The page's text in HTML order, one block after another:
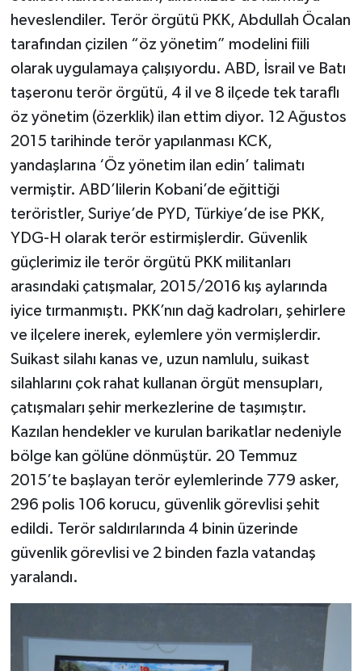
heveslendiler. Terör örgütü PKK, Abdullah Öcalan
tarafından çizilen “öz yönetim” modelini fiili
olarak uygulamaya çalışıyordu. ABD, İsrail ve Batı
taşeronu terör örgütü, 4 il ve 8 ilçede tek taraflı
öz yönetim (özerklik) ilan ettim diyor. 12 Ağustos
2015 tarihinde terör yapılanması KCK,
yandaşlarına ‘Öz yönetim ilan edin’ talimatı
vermiştir. ABD’lilerin Kobani’de eğittiği
teröristler, Suriye’de PYD, Türkiye’de ise PKK,
YDG-H olarak terör estirmişlerdir. Güvenlik
güçlerimiz ile terör örgütü PKK militanları
arasındaki çatışmalar, 2015/2016 kış aylarında
iyice tırmanmıştı. PKK’nın dağ kadroları, şehirlere
ve ilçelere inerek, eylemlere yön vermişlerdir.
Suikast silahı kanas ve, uzun namlulu, suikast
silahlarını çok rahat kullanan örgüt mensupları,
çatışmaları şehir merkezlerine de taşımıştır.
Kazılan hendekler ve kurulan barikatlar nedeniyle
bölge kan gölüne dönmüştür. 20 Temmuz
2015’te başlayan terör eylemlerinde 779 asker,
296 polis 106 korucu, güvenlik görevlisi şehit
edildi. Terör saldırılarında 4 binin üzerinde
güvenlik görevlisi ve 2 binden fazla vatandaş
yaralandı.